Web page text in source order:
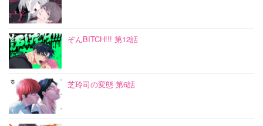
ぞんBITCH!!! 第12話
芝玲司の変態 第6話